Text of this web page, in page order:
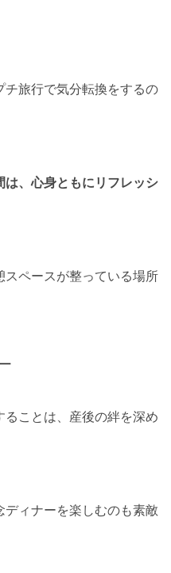
旅行で気分転換をするの
は、心身ともにリフレッシ
ペースが整っている場所
ことは、産後の絆を深め
ィナーを楽しむのも素敵